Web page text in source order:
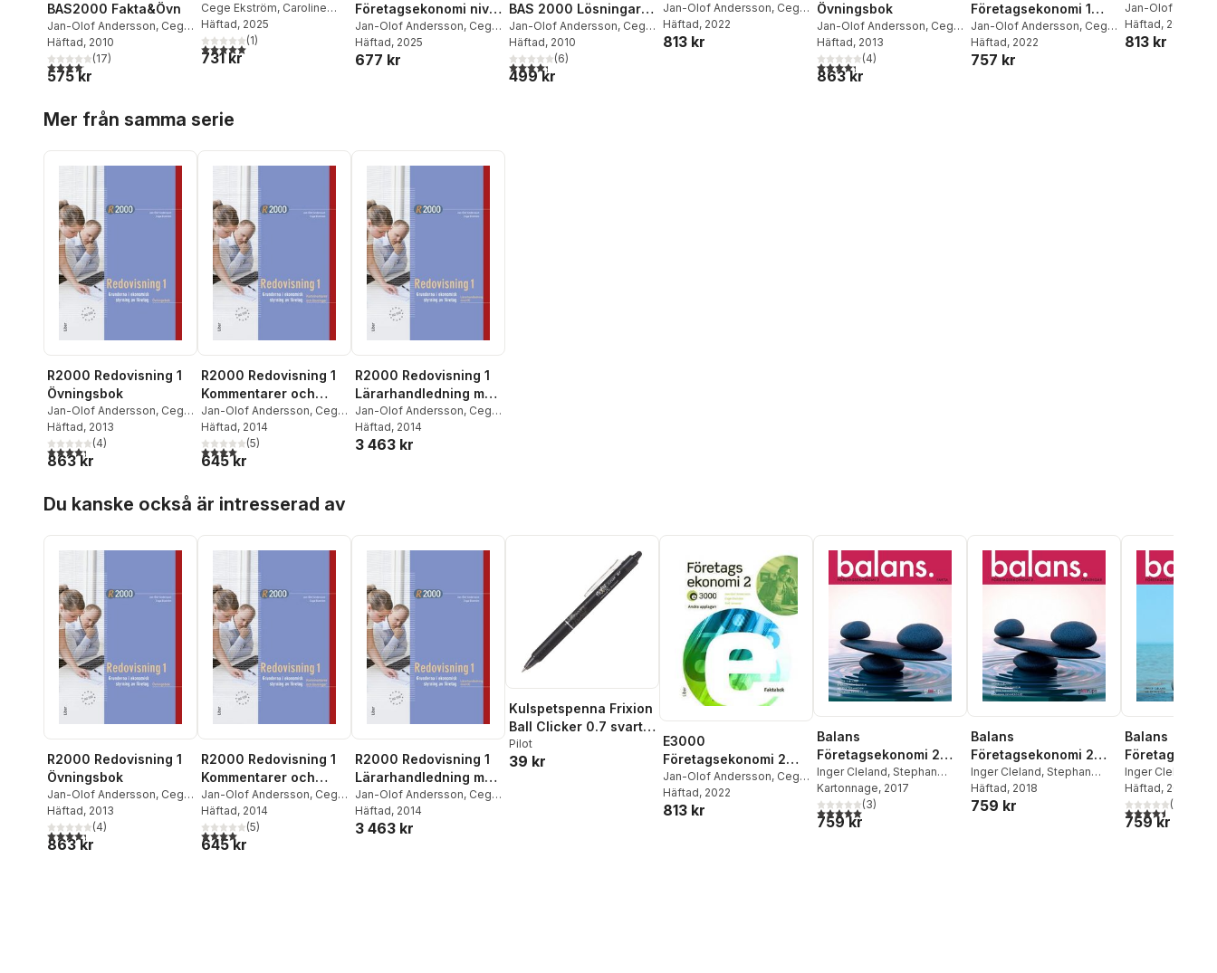
BAS2000 Fakta&Övn
Jan-Olof Andersson, Cege
Ekström
Häftad, 2010
4,1utav 5 stjärnor. Totalt antal röster:
(17)
575 kr
1 Faktabok
Cege Ekström, Caroline
Hansson,Rolf Jansson
Jan-Olof Andersson
Häftad, 2025
5,0utav 5 stjärnor. Totalt antal röster:
(1)
731 kr
Företagsekonomi nivå
1 Övningsbok
Jan-Olof Andersson, Cege
Ekström,Caroline Hansson
Rolf Jansson
Häftad, 2025
677 kr
BAS 2000 Lösningar
BAS 2000
Jan-Olof Andersson, Cege
Ekström
Häftad, 2010
4,3utav 5 stjärnor. Totalt antal röster:
(6)
499 kr
Faktabok
Jan-Olof Andersson, Cege
Ekström,Rolf Jansson
Häftad, 2022
813 kr
Övningsbok
Jan-Olof Andersson, Cege
Ekström
Häftad, 2013
4,3utav 5 stjärnor. Totalt antal röster:
(4)
863 kr
Företagsekonomi 1
Övningsbok
Jan-Olof Andersson, Cege
Ekström,Rolf Jansson
Jöran Enqvist
Häftad, 2022
757 kr
Faktabok
Jan-Olof
Ekström,
Jöran Enqvist
Häftad, 2022
813 kr
Mer från samma serie
R2000 Redovisning 1
Övningsbok
Jan-Olof Andersson, Cege
Ekström
Häftad, 2013
4,3utav 5 stjärnor. Totalt antal röster:
(4)
863 kr
R2000 Redovisning 1
Kommentarer och
lösningar
Jan-Olof Andersson, Cege
Ekström
Häftad, 2014
4,0utav 5 stjärnor. Totalt antal röster:
(5)
645 kr
R2000 Redovisning 1
Lärarhandledning med
CD
Jan-Olof Andersson, Cege
Ekström
Häftad, 2014
3 463 kr
Du kanske också är intresserad av
R2000 Redovisning 1
Övningsbok
Jan-Olof Andersson, Cege
Ekström
Häftad, 2013
4,3utav 5 stjärnor. Totalt antal röster:
(4)
863 kr
R2000 Redovisning 1
Kommentarer och
lösningar
Jan-Olof Andersson, Cege
Ekström
Häftad, 2014
4,0utav 5 stjärnor. Totalt antal röster:
(5)
645 kr
R2000 Redovisning 1
Lärarhandledning med
CD
Jan-Olof Andersson, Cege
Ekström
Häftad, 2014
3 463 kr
Kulspetspenna Frixion
Ball Clicker 0.7 svart,
raderbar
Pilot
39 kr
E3000
Företagsekonomi 2
Faktabok
Jan-Olof Andersson, Cege
Ekström,Rolf Jansson
Häftad, 2022
813 kr
Balans
Företagsekonomi 2
Fakta
Inger Cleland, Stephan
Löwenhielm ,Helena
Palmheden
Synnergård
Kartonnage, 2017
5,0utav 5 stjärnor. Totalt antal röster:
(3)
759 kr
Balans
Företagsekonomi 2
Övningar
Inger Cleland, Stephan
Löwenhielm,
Palmheden
Häftad, 2018
759 kr
Balans
Fakta
Inger Cleland
Hurtigh
Häftad, 2016
4,5utav 5(
759 kr